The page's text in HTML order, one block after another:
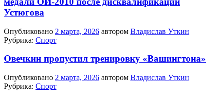
Устюгова
Опубликовано 2 марта, 2026 автором Владислав Уткин
Рубрика: Спорт
Овечкин пропустил тренировку «Вашингтона»
Опубликовано 2 марта, 2026 автором Владислав Уткин
Рубрика: Спорт